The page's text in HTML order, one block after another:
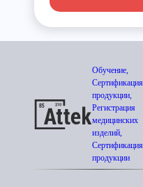
Обучение,
Сертификация
продукции,
Регистрация
медицинских
изделий,
Сертификация
продукции